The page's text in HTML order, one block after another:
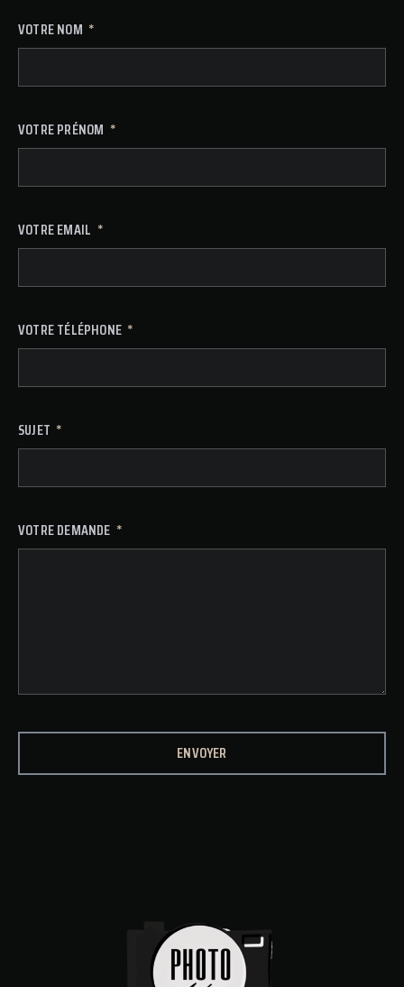
VOTRE NOM
VOTRE PRÉNOM
VOTRE EMAIL
VOTRE TÉLÉPHONE
SUJET
VOTRE DEMANDE
ENVOYER